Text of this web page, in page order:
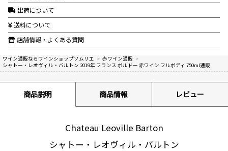
出荷について
送料について
店舗情報・よくある質問
ワイン通販ならワインショップソムリエ > 赤ワイン通販 >
シャトー・レオヴィル・バルトン 2019年 フランス ボルドー 赤ワイン フルボディ 750ml通販
商品説明 商品情報 レビュー
Chateau Leoville Barton
シャトー・レオヴィル・バルトン